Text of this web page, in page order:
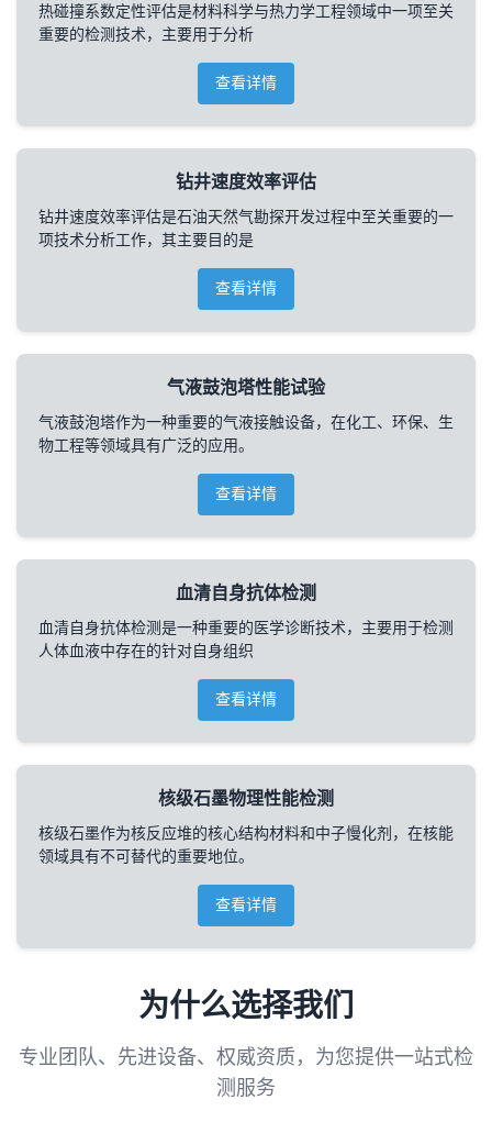
热碰撞系数定性评估是材料科学与热力学工程领域中一项至关
重要的检测技术，主要用于分析
查看详情
钻井速度效率评估
钻井速度效率评估是石油天然气勘探开发过程中至关重要的一
项技术分析工作，其主要目的是
查看详情
气液鼓泡塔性能试验
气液鼓泡塔作为一种重要的气液接触设备，在化工、环保、生
物工程等领域具有广泛的应用。
查看详情
血清自身抗体检测
血清自身抗体检测是一种重要的医学诊断技术，主要用于检测
人体血液中存在的针对自身组织
查看详情
核级石墨物理性能检测
核级石墨作为核反应堆的核心结构材料和中子慢化剂，在核能
领域具有不可替代的重要地位。
查看详情
为什么选择我们
专业团队、先进设备、权威资质，为您提供一站式检
测服务